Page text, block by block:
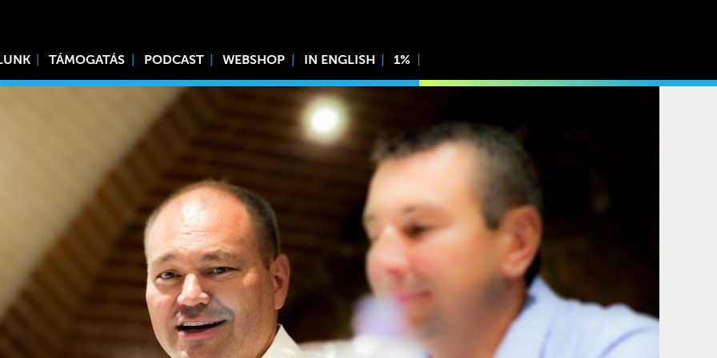
TÁMOGATÁS PODCAST WEBSHOP IN ENGLISH 1%